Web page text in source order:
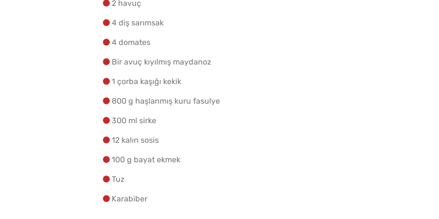
2 havuç
4 diş sarımsak
4 domates
Bir avuç kıyılmış maydanoz
1 çorba kaşığı kekik
800 g haşlanmış kuru fasulye
300 ml sirke
12 kalın sosis
100 g bayat ekmek
Tuz
Karabiber